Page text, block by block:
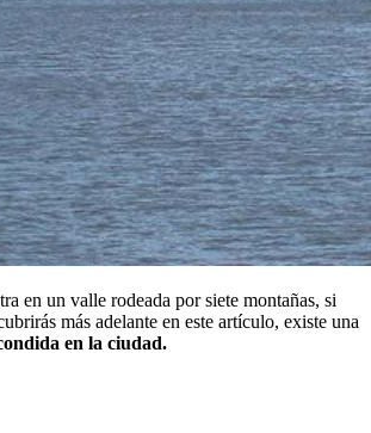
en un valle rodeada por siete montañas, si
más adelante en este artículo, existe una
en la ciudad.